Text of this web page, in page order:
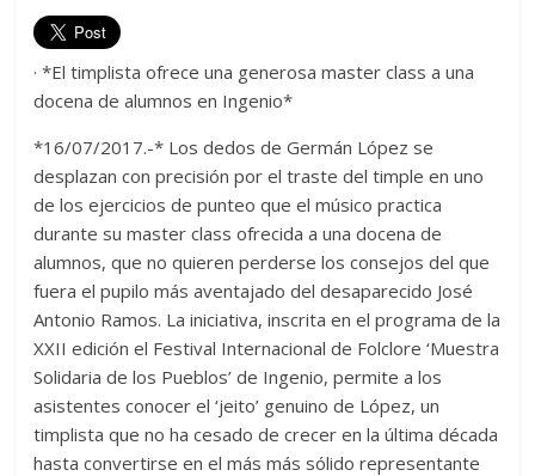
· *El timplista ofrece una generosa master class a una
docena de alumnos en Ingenio*
*16/07/2017.-* Los dedos de Germán López se
desplazan con precisión por el traste del timple en uno
de los ejercicios de punteo que el músico practica
durante su master class ofrecida a una docena de
alumnos, que no quieren perderse los consejos del que
fuera el pupilo más aventajado del desaparecido José
Antonio Ramos. La iniciativa, inscrita en el programa de la
XXII edición el Festival Internacional de Folclore ‘Muestra
Solidaria de los Pueblos’ de Ingenio, permite a los
asistentes conocer el ‘jeito’ genuino de López, un
timplista que no ha cesado de crecer en la última década
hasta convertirse en el más más sólido representante